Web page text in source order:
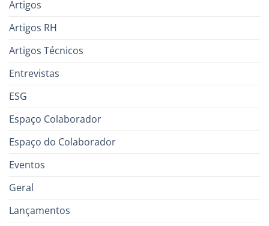
Artigos
Artigos RH
Artigos Técnicos
Entrevistas
ESG
Espaço Colaborador
Espaço do Colaborador
Eventos
Geral
Lançamentos